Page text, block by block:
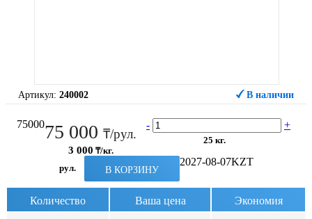
Артикул: 240002 В наличии
7500075 000 ₸/рул.
3 000 ₸/кг.
- +
25 кг.
рул. В КОРЗИНУ
2027-08-07KZT
Количество Ваша цена Экономия